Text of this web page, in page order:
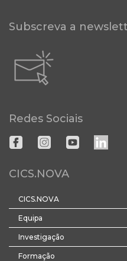
Subscreva a
Redes Sociais
CICS.NOVA
CICS.NOVA
Equipa
Investigação
Formação